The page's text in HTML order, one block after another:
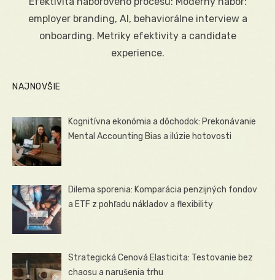
employer branding, AI, behaviorálne interview a
onboarding. Metriky efektivity a candidate
experience.
NAJNOVŠIE
Kognitívna ekonómia a dôchodok: Prekonávanie
Mental Accounting Bias a ilúzie hotovosti
Dilema sporenia: Komparácia penzijných fondov
a ETF z pohľadu nákladov a flexibility
Strategická Cenová Elasticita: Testovanie bez
chaosu a narušenia trhu